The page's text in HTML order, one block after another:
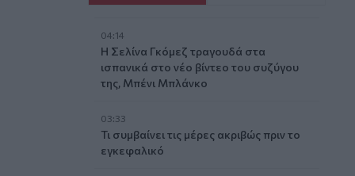
04:14
Η Σελίνα Γκόμεζ τραγουδά στα
ισπανικά στο νέο βίντεο του συζύγου
της, Μπένι Μπλάνκο
03:33
Τι συμβαίνει τις μέρες ακριβώς πριν το
εγκεφαλικό